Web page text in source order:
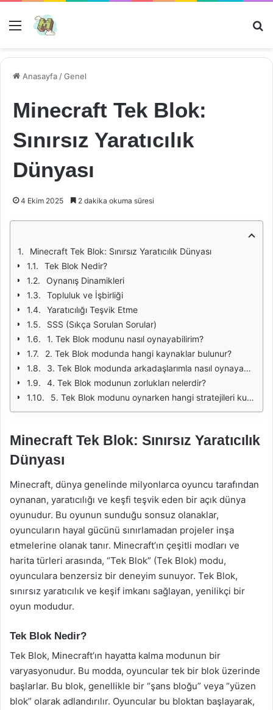
Menü
Anasayfa /Genel
Minecraft Tek Blok:
Sınırsız Yaratıcılık
Dünyası
4 Ekim 2025 2 dakika okuma süresi
Minecraft Tek Blok: Sınırsız Yaratıcılık Dünyası
Tek Blok Nedir?
Oynanış Dinamikleri
Topluluk ve İşbirliği
Yaratıcılığı Teşvik Etme
SSS (Sıkça Sorulan Sorular)
1. Tek Blok modunu nasıl oynayabilirim?
2. Tek Blok modunda hangi kaynaklar bulunur?
3. Tek Blok modunda arkadaşlarımla nasıl oynayabilirim?
4. Tek Blok modunun zorlukları nelerdir?
5. Tek Blok modunu oynarken hangi stratejileri kullanmalıyım?
Minecraft Tek Blok: Sınırsız Yaratıcılık
Dünyası
Minecraft, dünya genelinde milyonlarca oyuncu tarafından
oynanan, yaratıcılığı ve keşfi teşvik eden bir açık dünya
oyunudur. Bu oyunun sunduğu sonsuz olanaklar,
oyuncuların hayal gücünü sınırlamadan projeler inşa
etmelerine olanak tanır. Minecraft’ın çeşitli modları ve
harita türleri arasında, “Tek Blok” (Tek Blok) modu,
oyunculara benzersiz bir deneyim sunuyor. Tek Blok,
sınırsız yaratıcılık ve keşif imkanı sağlayan, yenilikçi bir
oyun modudur.
Tek Blok Nedir?
Tek Blok, Minecraft’ın hayatta kalma modunun bir
varyasyonudur. Bu modda, oyuncular tek bir blok üzerinde
başlarlar. Bu blok, genellikle bir “şans bloğu” veya “yüzen
blok” olarak adlandırılır. Oyuncular bu bloktan başlayarak,